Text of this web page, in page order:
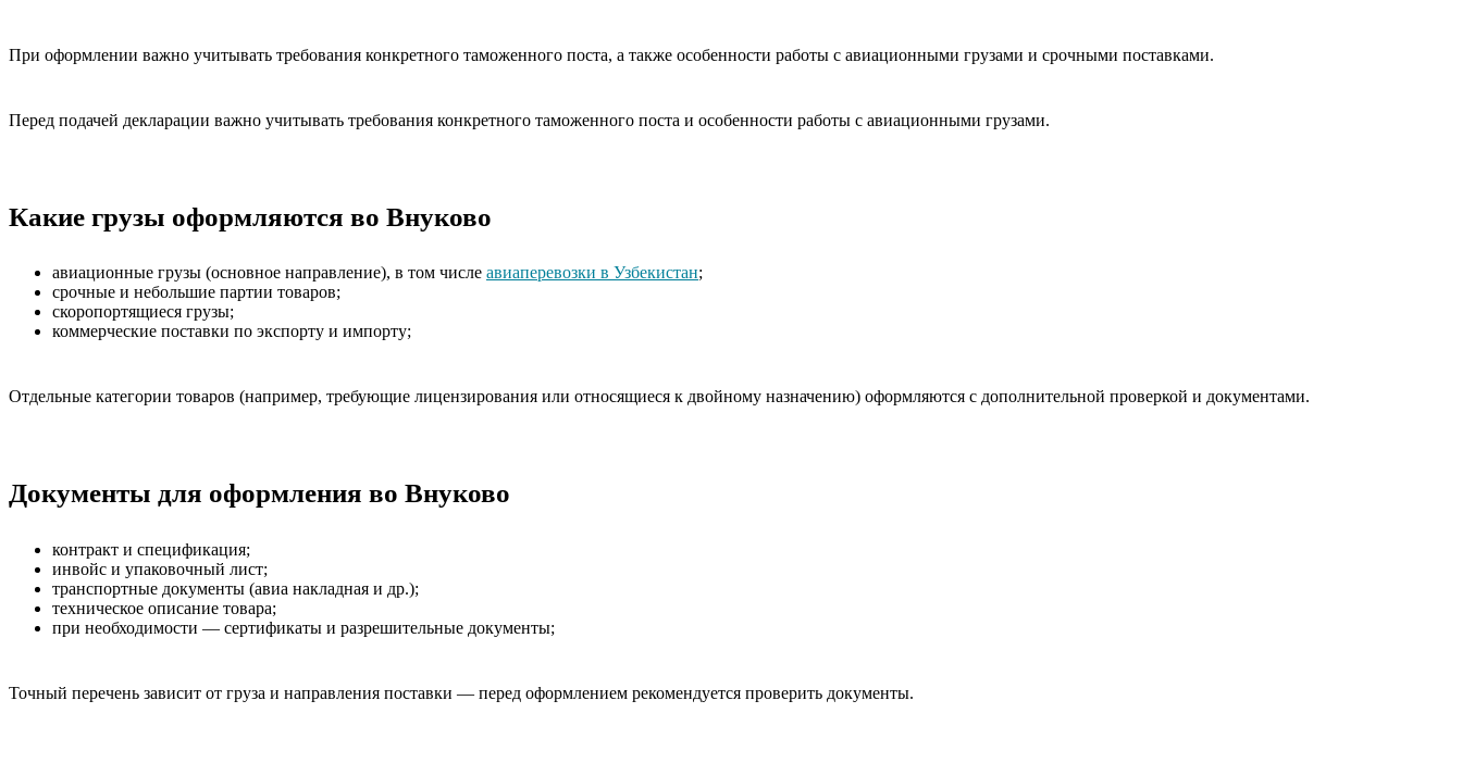
При оформлении важно учитывать требования конкретного таможенного поста, а также особенности работы с авиационными грузами и срочными поставками.
Перед подачей декларации важно учитывать требования конкретного таможенного поста и особенности работы с авиационными грузами.
Какие грузы оформляются во Внуково
авиационные грузы (основное направление), в том числе авиаперевозки в Узбекистан;
срочные и небольшие партии товаров;
скоропортящиеся грузы;
коммерческие поставки по экспорту и импорту;
Отдельные категории товаров (например, требующие лицензирования или относящиеся к двойному назначению) оформляются с дополнительной проверкой и документами.
Документы для оформления во Внуково
контракт и спецификация;
инвойс и упаковочный лист;
транспортные документы (авиа накладная и др.);
техническое описание товара;
при необходимости — сертификаты и разрешительные документы;
Точный перечень зависит от груза и направления поставки — перед оформлением рекомендуется проверить документы.